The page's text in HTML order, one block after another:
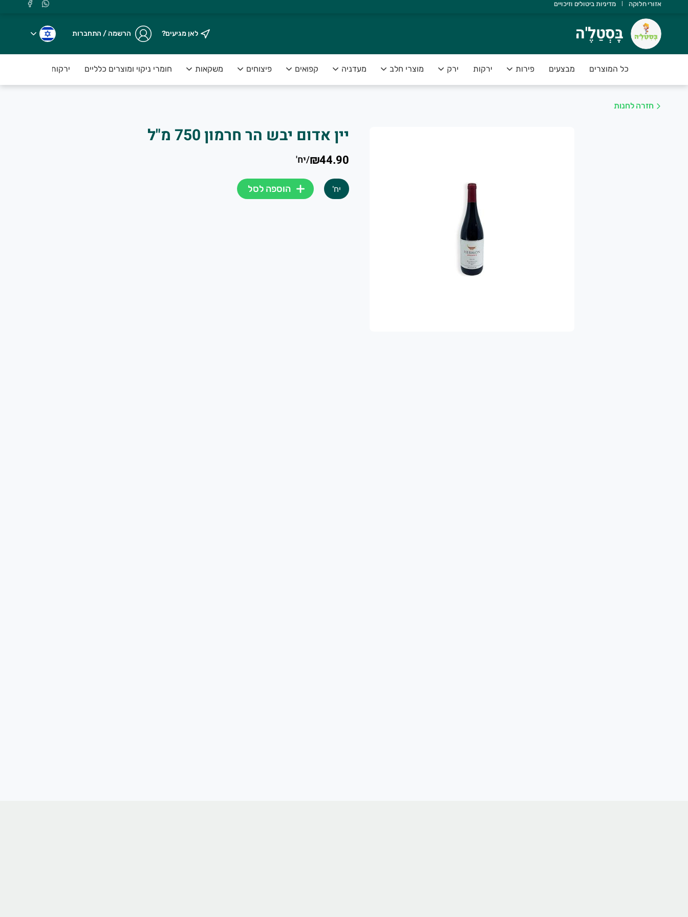
בָּסְטַלֶ'ה
חשוב שתדעו ש:
✅ הפירות והירקות בסטנדרט פרימיום
השירות של בָּסְטַלֶ'ה מספק פיתרון מושלם לקהל לקוחותינו אשר רוצה להנות מפירות וירקות טריים ומובחרים לצד שירות אדיב ומקצועי.
אזורי חלוקה מדיניות ביטולים וזיכויים
בָּסְטַלֶ'ה לאן מגיעים? הרשמה / התחברות
כל המוצרים מבצעים פירות ירקות ירק מוצרי חלב מעדניה קפואים פיצוחים משקאות חומרי ניקוי ומוצרים כלליים ירקות טריים ארוזים
חזרה לחנות
יין אדום יבש הר חרמון 750 מ"ל
₪44.90
/יח'
יח' הוספה לסל